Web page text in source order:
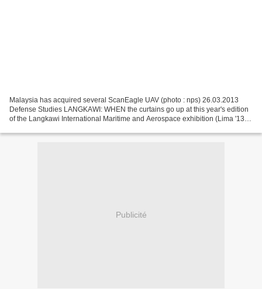
Malaysia has acquired several ScanEagle UAV (photo : nps) 26.03.2013
Defense Studies LANGKAWI: WHEN the curtains go up at this year's edition
of the Langkawi International Maritime and Aerospace exhibition (Lima '13)
Publicité